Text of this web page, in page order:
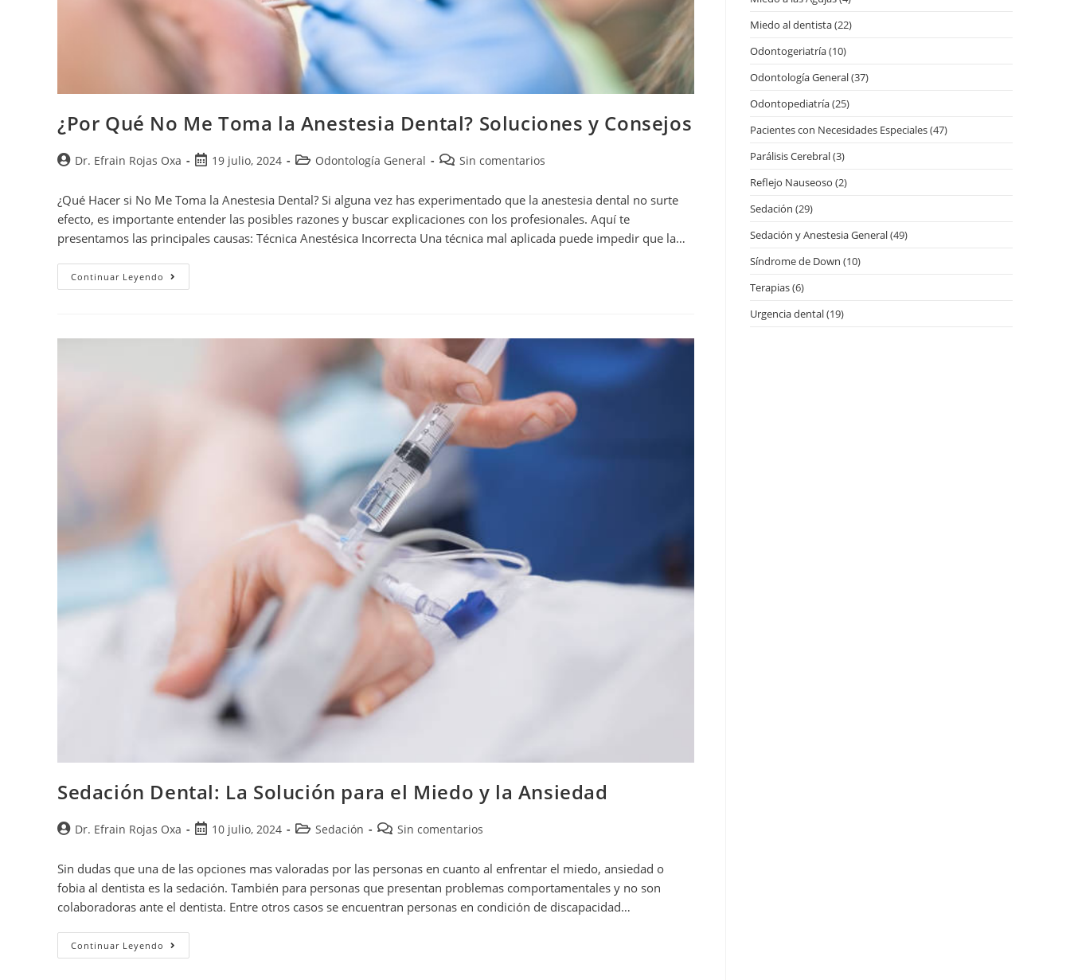
¿Por Qué No Me Toma la Anestesia Dental? Soluciones y Consejos
Dr. Efrain Rojas Oxa 19 julio, 2024 Odontología General Sin comentarios
¿Qué Hacer si No Me Toma la Anestesia Dental? Si alguna vez has experimentado que la anestesia dental no surte
efecto, es importante entender las posibles razones y buscar explicaciones con los profesionales. Aquí te
presentamos las principales causas: Técnica Anestésica Incorrecta Una técnica mal aplicada puede impedir que la…
Continuar Leyendo
Sedación Dental: La Solución para el Miedo y la Ansiedad
Dr. Efrain Rojas Oxa 10 julio, 2024 Sedación Sin comentarios
Sin dudas que una de las opciones mas valoradas por las personas en cuanto al enfrentar el miedo, ansiedad o
fobia al dentista es la sedación. También para personas que presentan problemas comportamentales y no son
colaboradoras ante el dentista. Entre otros casos se encuentran personas en condición de discapacidad…
Continuar Leyendo
Miedo al dentista(22)
Odontogeriatría(10)
Odontología General(37)
Odontopediatría(25)
Pacientes con Necesidades Especiales(47)
Parálisis Cerebral(3)
Reflejo Nauseoso (2)
Sedación (29)
Sedación y Anestesia General(49)
Síndrome de Down (10)
Terapias(6)
Urgencia dental(19)